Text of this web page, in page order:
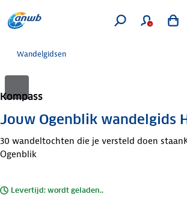
Wandelgidsen
Kompass
Jouw Ogenblik wandelgids
30 wandeltochten die je versteld doen
Ogenblik
Levertijd: wordt geladen..